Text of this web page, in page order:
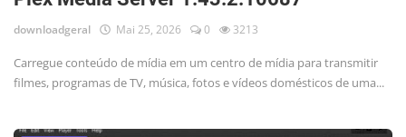
downloadgeral Mai 25, 2026 0 3213
Carregue conteúdo de mídia em um centro de mídia para transmitir
filmes, programas de TV, música, fotos e vídeos domésticos de uma...